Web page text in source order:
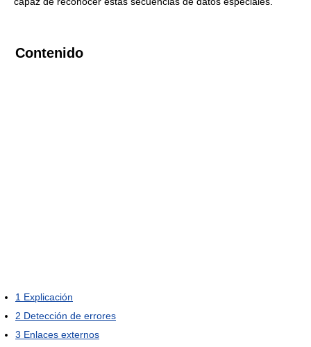
Contenido
1 Explicación
2 Detección de errores
3 Enlaces externos